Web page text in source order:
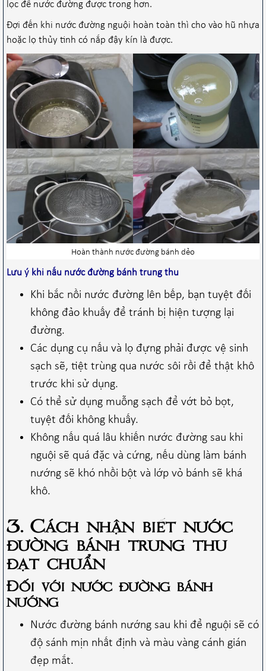
lọc để nước đường được trong hơn.
Đợi đến khi nước đường nguội hoàn toàn thì cho vào hũ nhựa
hoặc lọ thủy tinh có nắp đậy kín là được.
Hoàn thành nước đường bánh dẻo
Lưu ý khi nấu nước đường bánh trung thu
Khi bắc nồi nước đường lên bếp, bạn tuyệt đối
không đảo khuấy để tránh bị hiện tượng lại
đường.
Các dụng cụ nấu và lọ đựng phải được vệ sinh
sạch sẽ, tiệt trùng qua nước sôi rồi để thật khô
trước khi sử dụng.
Có thể sử dụng muỗng sạch để vớt bỏ bọt,
tuyệt đối không khuấy.
Không nấu quá lâu khiến nước đường sau khi
nguội sẽ quá đặc và cứng, nếu dùng làm bánh
nướng sẽ khó nhồi bột và lớp vỏ bánh sẽ khá
khô.
3. Cách nhận biết nước
đường bánh trung thu
đạt chuẩn
Đối với nước đường bánh
nướng
Nước đường bánh nướng sau khi để nguội sẽ có
độ sánh mịn nhất định và màu vàng cánh gián
đẹp mắt.